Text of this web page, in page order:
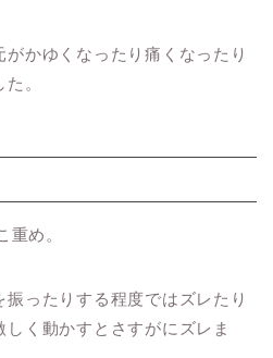
かゆくなったり痛くなったり
。
重め。
ったりする程度ではズレたり
く動かすとさすがにズレま